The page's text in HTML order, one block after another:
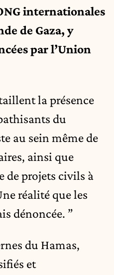
internationales
de Gaza, y
par l’Union
la présence
du
au sein même de
ainsi que
de projets civils à
réalité que les
dénoncée. ”
du Hamas,
et